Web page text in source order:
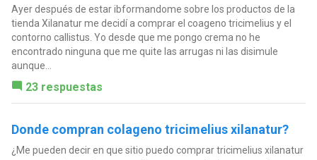
Ayer después de estar ibformandome sobre los productos de la
tienda Xilanatur me decidí a comprar el coageno tricimelius y el
contorno callistus. Yo desde que me pongo crema no he
encontrado ninguna que me quite las arrugas ni las disimule
aunque...
23 respuestas
Donde compran colageno tricimelius xilanatur?
¿Me pueden decir en que sitio puedo comprar tricimelius xilanatur